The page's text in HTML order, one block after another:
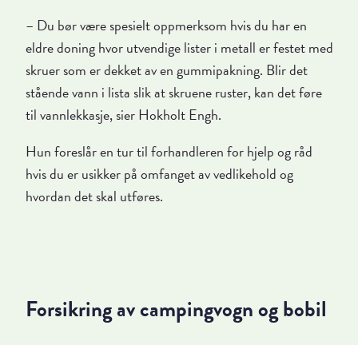
– Du bør være spesielt oppmerksom hvis du har en
eldre doning hvor utvendige lister i metall er festet med
skruer som er dekket av en gummipakning. Blir det
stående vann i lista slik at skruene ruster, kan det føre
til vannlekkasje, sier Hokholt Engh.
Hun foreslår en tur til forhandleren for hjelp og råd
hvis du er usikker på omfanget av vedlikehold og
hvordan det skal utføres.
Forsikring av campingvogn og bobil